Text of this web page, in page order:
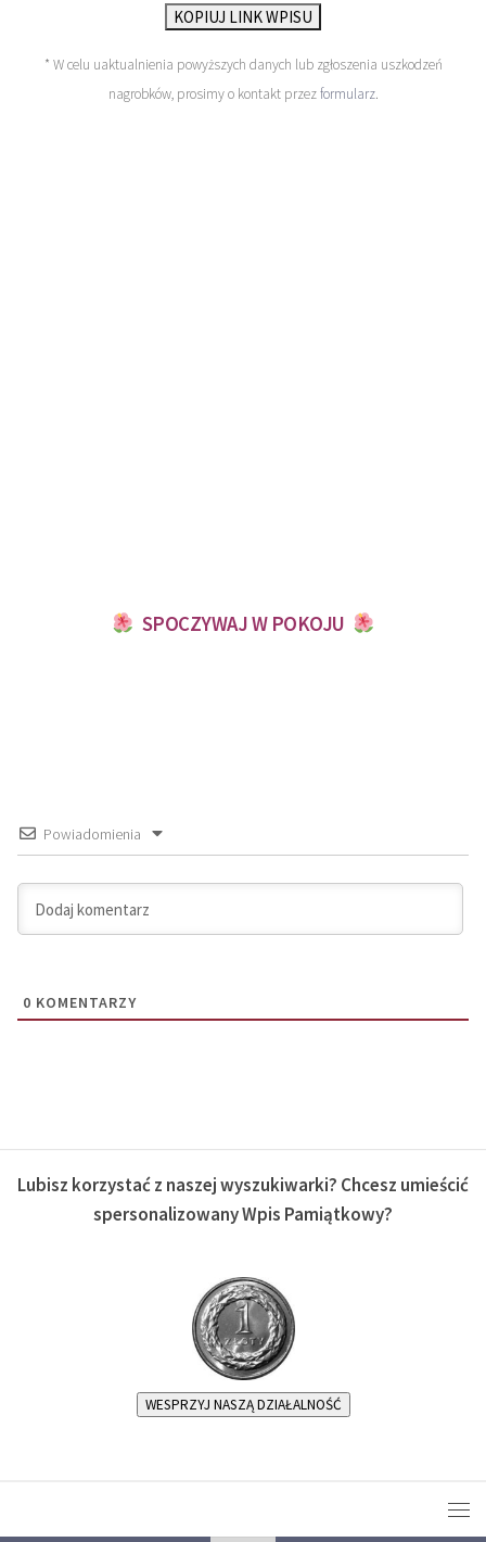
KOPIUJ LINK WPISU
* W celu uaktualnienia powyższych danych lub zgłoszenia uszkodzeń
nagrobków, prosimy o kontakt przezformularz.
SPOCZYWAJ W POKOJU
Powiadomienia
0 KOMENTARZY
Lubisz korzystać z naszej wyszukiwarki? Chcesz umieścić
spersonalizowany Wpis Pamiątkowy?
WESPRZYJ NASZĄ DZIAŁALNOŚĆ